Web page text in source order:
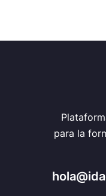
para la